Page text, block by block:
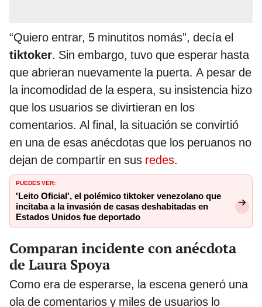
“Quiero entrar, 5 minutitos nomás”, decía el
tiktoker. Sin embargo, tuvo que esperar hasta
que abrieran nuevamente la puerta. A pesar de
la incomodidad de la espera, su insistencia hizo
que los usuarios se divirtieran en los
comentarios. Al final, la situación se convirtió
en una de esas anécdotas que los peruanos no
dejan de compartir en sus redes.
PUEDES VER:
'Leito Oficial', el polémico tiktoker venezolano que
incitaba a la invasión de casas deshabitadas en
Estados Unidos fue deportado
Comparan incidente con anécdota
de Laura Spoya
Como era de esperarse, la escena generó una
ola de comentarios y miles de usuarios lo